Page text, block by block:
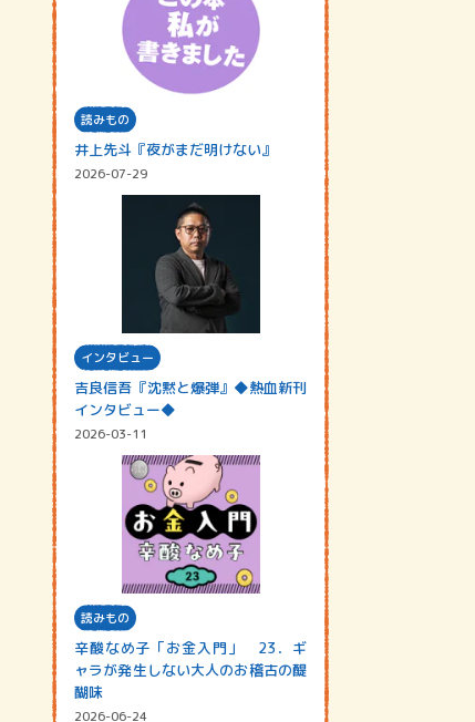
読みもの
井上先斗『夜がまだ明けない』
2026-07-29
インタビュー
吉良信吾『沈黙と爆弾』◆熱血新刊
インタビュー◆
2026-03-11
読みもの
辛酸なめ子「お金入門」 23．ギ
ャラが発生しない大人のお稽古の醍
醐味
2026-06-24